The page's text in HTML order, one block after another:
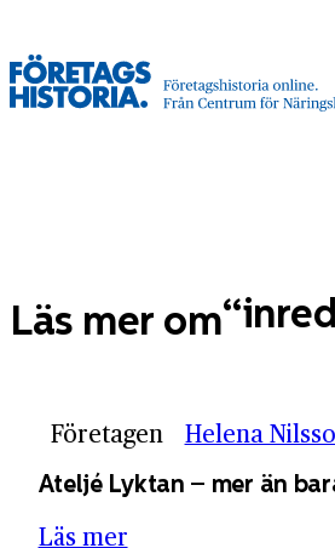
Läs mer om
Företagen Helena
Ateljé Lyktan – mer än
Läs mer